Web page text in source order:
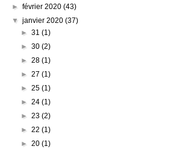
►février 2020(43)
▼janvier 2020(37)
► 31 (1)
► 30 (2)
► 28 (1)
► 27 (1)
► 25 (1)
► 24 (1)
► 23 (2)
► 22 (1)
► 20 (1)